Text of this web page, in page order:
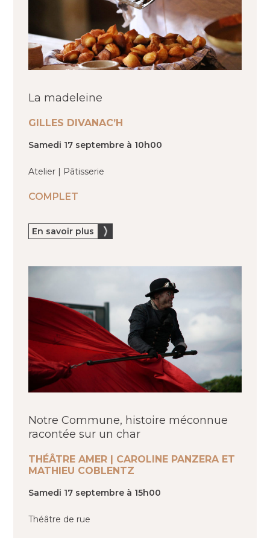
La madeleine
GILLES DIVANAC’H
Samedi 17 septembre à 10h00
Atelier | Pâtisserie
COMPLET
En savoir plus
Notre Commune, histoire méconnue
racontée sur un char
THÉÂTRE AMER | CAROLINE PANZERA ET
MATHIEU COBLENTZ
Samedi 17 septembre à 15h00
Théâtre de rue